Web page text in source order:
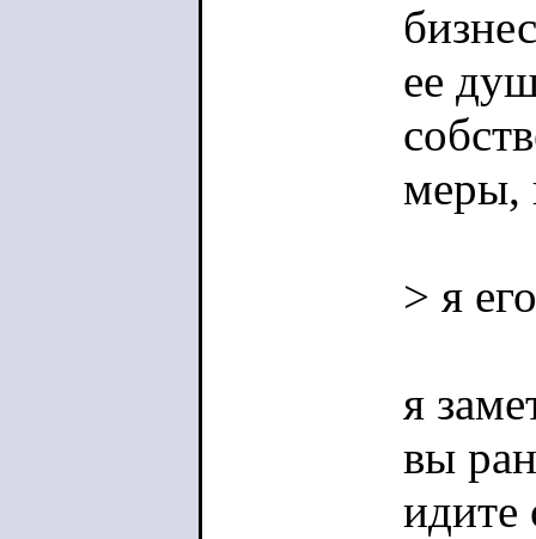
ее
меры,
> я
я
вы
идите